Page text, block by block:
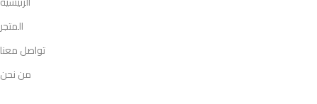
المتجر
تواصل معنا
من نحن